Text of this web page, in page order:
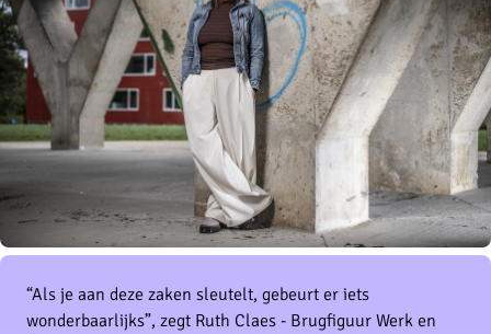
“Als je aan deze zaken sleutelt, gebeurt er iets
wonderbaarlijks”, zegt Ruth Claes - Brugfiguur Werk en